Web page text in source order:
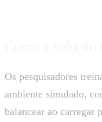
Os pesquisadores
ambiente simulado,
balancear ao carregar